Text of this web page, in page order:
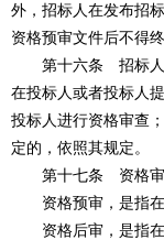
外，招标人在发布招
资格预审文件后不得终
第十六条 招标人可
在投标人或者投标人
投标人进行资格审查
定的，依照其规定。
第十七条 资格审查
资格预审，是指在
资格后审，是指在